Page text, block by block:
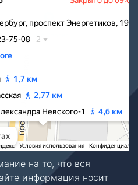
на то, что вся
информация носит